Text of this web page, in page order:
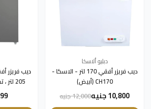
دبليو ألاسكا
ديب فريزر أفقي 170 لتر - الاسكا -
CH170 (أبيض)
10,800 جنيه 12,000 جنيه
ديب فريزر
205